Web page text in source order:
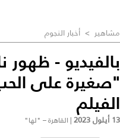
مشاهير > أخبار النجوم
بالفيديو -
"صغيرة على
الفيلم
13 أيلول 2023 | القاهرة – "لها"